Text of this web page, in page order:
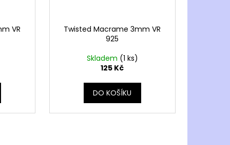
VR
Twisted Macrame 3mm VR
925
Skladem (1 ks)
125 Kč
DO KOŠÍKU